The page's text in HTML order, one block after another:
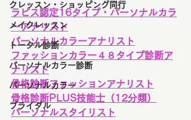
クレッスン・ショッピング同行
メイクレッスン
トータル診断
パーソナルカラー診断
パーソナルカラー
ブライダル
ラピス認定16タイプ・パーソナルカラ
ーアナリスト
パーソナルカラーアナリスト
ファッションカラー４８タイプ診断ア
ナリスト
骨格診断ファッションアナリスト
骨格診断PLUS技能士（12分類）
パーソナルスタイリスト